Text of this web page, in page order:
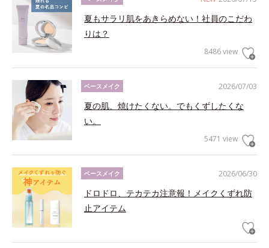
夏もサラリ肌をあきらめない！社員のこだわ
りは？
8486 view
2026/07/03
ベースメイク
夏の肌、焼けたくない。でもくずしたくな
い。
5471 view
2026/06/30
ベースメイク
ドロドロ、テカテカ注意報！メイクくずれ防
止アイテム